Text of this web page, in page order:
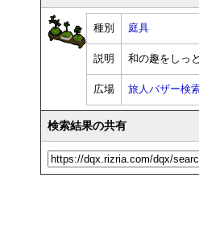
種別 庭具
説明 和の趣をしっ
広場 旅人バザー検
検索結果の共有